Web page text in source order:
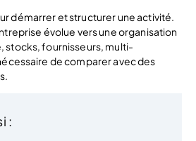
démarrer et structurer une activité.
évolue vers une organisation
stocks, fournisseurs, multi-
de comparer avec des
: